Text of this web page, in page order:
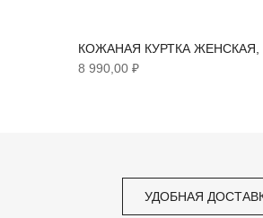
КОЖАНАЯ КУРТКА
8 990,00 ₽
УДОБНАЯ